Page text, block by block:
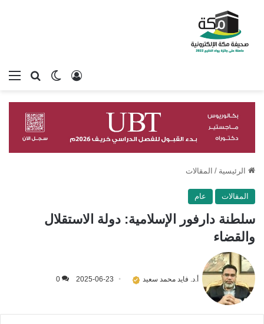
بحثالوضع
تسجيل الدخول
الرئيسية / المقالات
المقالات عام
سلطنة دارفور الإسلامية: دولة الاستقلال
والقضاء
أ.د. فايد محمد سعيد 2025-06-23
0